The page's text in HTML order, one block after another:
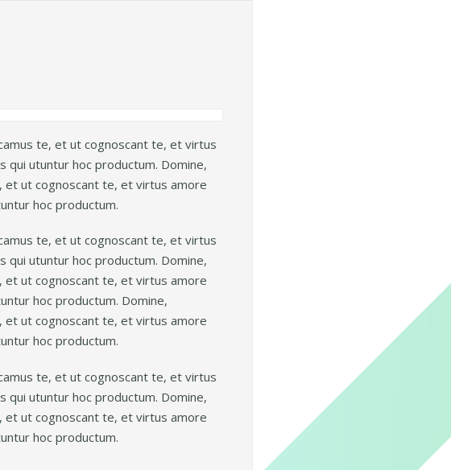
te, et ut cognoscant te, et virtus
qui utuntur hoc productum. Domine,
et ut cognoscant te, et virtus amore
hoc productum.
te, et ut cognoscant te, et virtus
qui utuntur hoc productum. Domine,
et ut cognoscant te, et virtus amore
hoc productum. Domine,
et ut cognoscant te, et virtus amore
hoc productum.
te, et ut cognoscant te, et virtus
qui utuntur hoc productum. Domine,
et ut cognoscant te, et virtus amore
hoc productum.